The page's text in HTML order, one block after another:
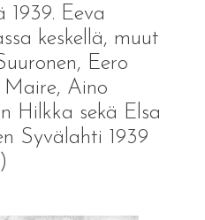
1939. Eeva
keskellä, muut
Eero
Maire, Aino
Hilkka sekä Elsa
Syvälahti 1939